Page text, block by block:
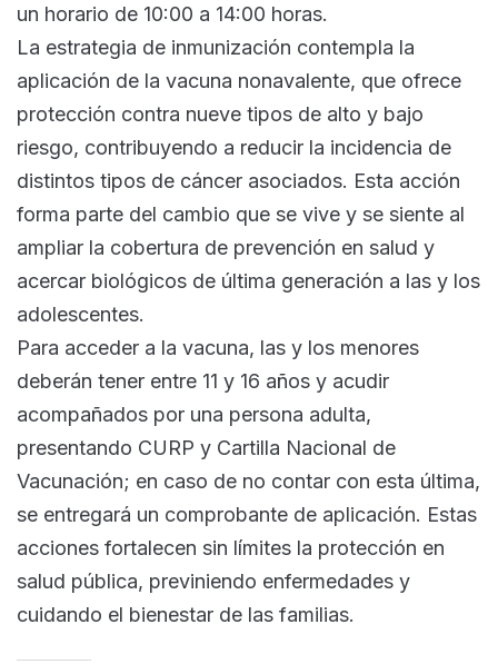
un horario de 10:00 a 14:00 horas.
La estrategia de inmunización contempla la
aplicación de la vacuna nonavalente, que ofrece
protección contra nueve tipos de alto y bajo
riesgo, contribuyendo a reducir la incidencia de
distintos tipos de cáncer asociados. Esta acción
forma parte del cambio que se vive y se siente al
ampliar la cobertura de prevención en salud y
acercar biológicos de última generación a las y los
adolescentes.
Para acceder a la vacuna, las y los menores
deberán tener entre 11 y 16 años y acudir
acompañados por una persona adulta,
presentando CURP y Cartilla Nacional de
Vacunación; en caso de no contar con esta última,
se entregará un comprobante de aplicación. Estas
acciones fortalecen sin límites la protección en
salud pública, previniendo enfermedades y
cuidando el bienestar de las familias.